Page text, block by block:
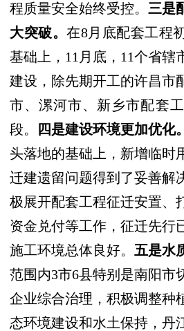
程质量安全始终受控。 三是
大突破。 在8月底配套工程
基础上， 11 月底， 11个省辖
建设，除先期开工的许昌市
市、漯河市、新乡市配套
段。
四是建设环境更加优化。
头落地的基础上，新增临时
迁建遗留问题得到了妥善解
极展开配套工程征迁安置、
资金兑付等工作，征迁先行
施工环境总体良好。 五是水
范围内3市6县特别是南阳市
企业综合治理，积极调整种
态环境建设和水土保持，丹